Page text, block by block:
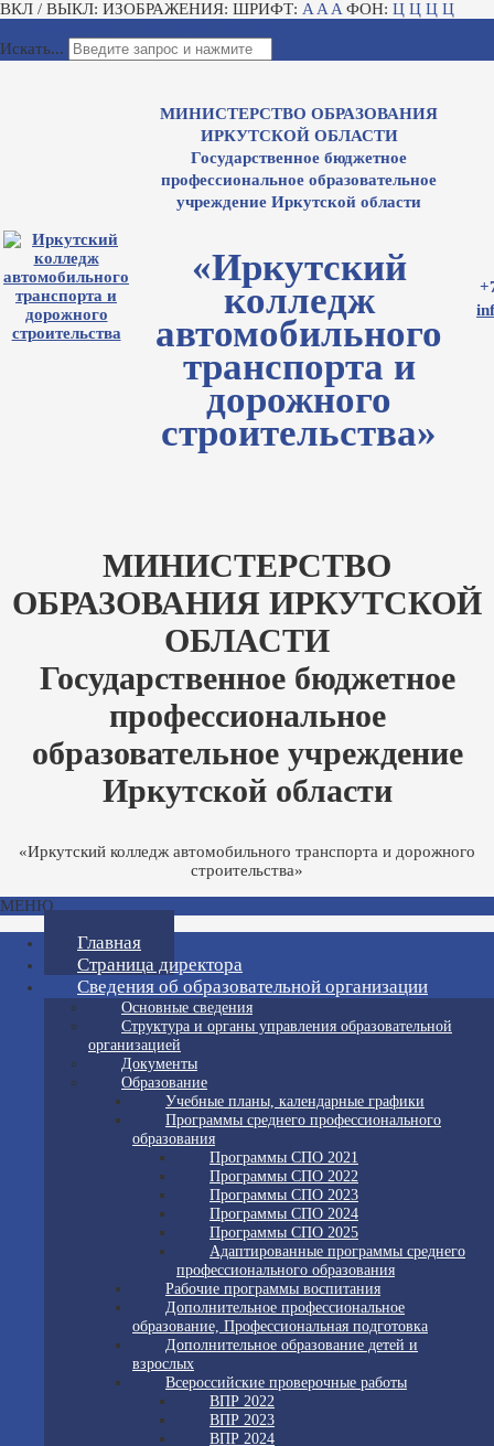
ВКЛ / ВЫКЛ: ИЗОБРАЖЕНИЯ: ШРИФТ: A A A ФОН: Ц Ц Ц Ц
Искать...
МИНИСТЕРСТВО ОБРАЗОВАНИЯ
ИРКУТСКОЙ ОБЛАСТИ
Государственное бюджетное
профессиональное образовательное
учреждение Иркутской области
«Иркутский
колледж
автомобильного
транспорта и
дорожного
строительства»
МИНИСТЕРСТВО
ОБРАЗОВАНИЯ ИРКУТСКОЙ
ОБЛАСТИ
Государственное бюджетное
профессиональное
образовательное учреждение
Иркутской области
«Иркутский колледж автомобильного транспорта и дорожного
строительства»
МЕНЮ
Главная
Страница директора
Сведения об образовательной организации
Основные сведения
Структура и органы управления образовательной
организацией
Документы
Образование
Учебные планы, календарные графики
Программы среднего профессионального
образования
Программы СПО 2021
Программы СПО 2022
Программы СПО 2023
Программы СПО 2024
Программы СПО 2025
Адаптированные программы среднего
профессионального образования
Рабочие программы воспитания
Дополнительное профессиональное
образование, Профессиональная подготовка
Дополнительное образование детей и
взрослых
Всероссийские проверочные работы
ВПР 2022
ВПР 2023
ВПР 2024